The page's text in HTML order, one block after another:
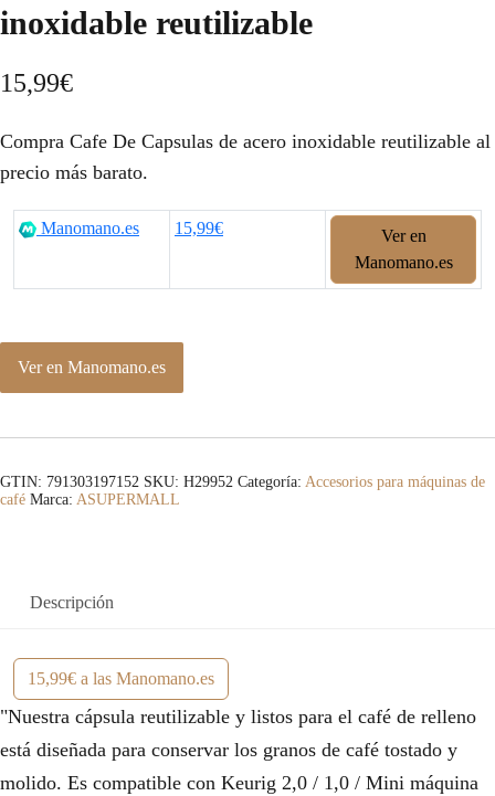
inoxidable reutilizable
15,99€
Compra Cafe De Capsulas de acero inoxidable reutilizable al
precio más barato.
Manomano.es 15,99€
Ver en
Manomano.es
Ver en Manomano.es
GTIN: 791303197152 SKU: H29952 Categoría: Accesorios para máquinas de
café Marca: ASUPERMALL
Descripción
15,99€ a las Manomano.es
"Nuestra cápsula reutilizable y listos para el café de relleno
está diseñada para conservar los granos de café tostado y
molido. Es compatible con Keurig 2,0 / 1,0 / Mini máquina